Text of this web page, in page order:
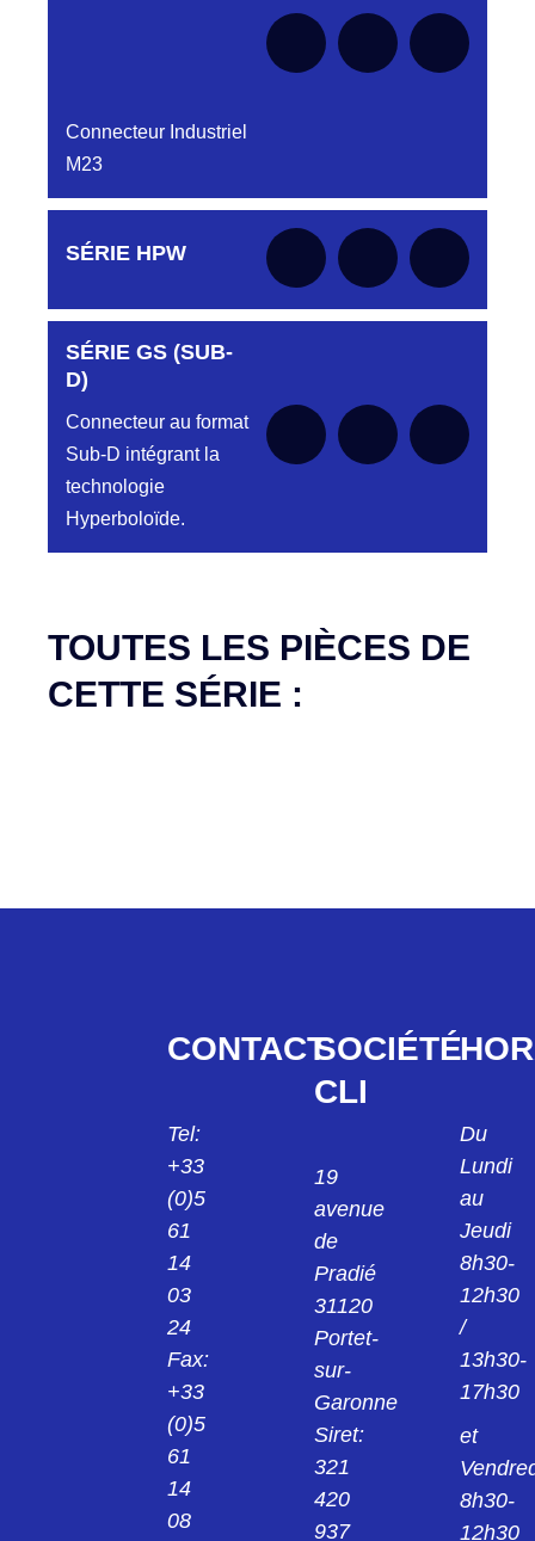
Connecteur Industriel
M23
Aucune pièce disponible pour cette série pour
le moment
SÉRIE HPW
Aucune pièce disponible pour cette série pour
SÉRIE GS (SUB-
D)
Connecteur au format
Sub-D intégrant la
technologie
Hyperboloïde.
TOUTES LES PIÈCES DE
CETTE SÉRIE :
CONTACT
Tel:
+33
(0)5
61
14
03
24
Fax:
+33
(0)5
61
14
08
SOCIÉTÉ
CLI
19
avenue
de
Pradié
31120
Portet-
sur-
Garonne
Siret:
321
420
937
Du
Lundi
au
Jeudi
8h30-
12h30
/
13h30-
17h30
et
8h30-
12h30